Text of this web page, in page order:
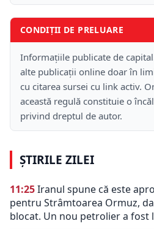
CONDIȚII DE PRELUARE
Informațiile publicate de
alte publicații online doar în
cu citarea sursei cu link activ.
această regulă constituie o
privind dreptul de autor.
ȘTIRILE ZILEI
11:25Iranul spune că este
pentru Strâmtoarea Ormuz,
blocat. Un nou petrolier a fost